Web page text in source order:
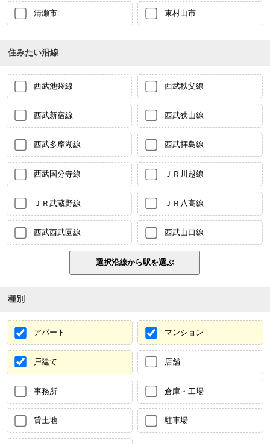
清瀬市 東村山市
住みたい沿線
西武池袋線 西武秩父線
西武新宿線 西武狭山線
西武多摩湖線 西武拝島線
西武国分寺線 ＪＲ川越線
ＪＲ武蔵野線 ＪＲ八高線
西武西武園線 西武山口線
種別
アパート マンション
戸建て 店舗
事務所 倉庫・工場
貸土地 駐車場